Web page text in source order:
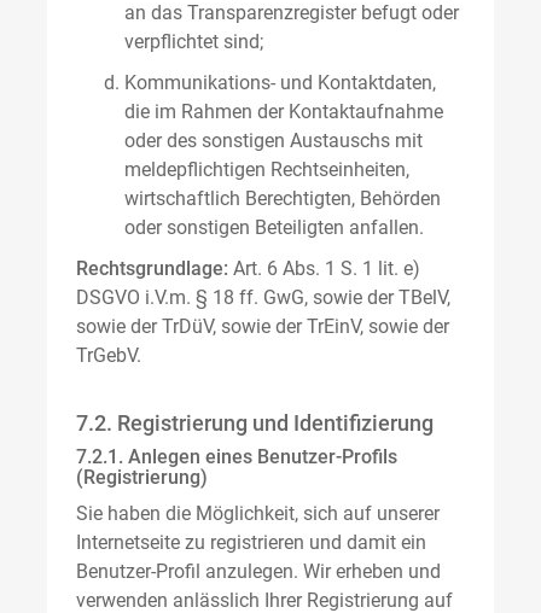
an das Transparenzregister befugt oder
verpflichtet sind;
Kommunikations- und Kontaktdaten,
die im Rahmen der Kontaktaufnahme
oder des sonstigen Austauschs mit
meldepflichtigen Rechtseinheiten,
wirtschaftlich Berechtigten, Behörden
oder sonstigen Beteiligten anfallen.
Rechtsgrundlage: Art. 6 Abs. 1 S. 1 lit. e)
DSGVO i.V.m. § 18 ff. GwG, sowie der TBelV,
sowie der TrDüV, sowie der TrEinV, sowie der
TrGebV.
7.2. Registrierung und Identifizierung
7.2.1. Anlegen eines Benutzer-Profils
(Registrierung)
Sie haben die Möglichkeit, sich auf unserer
Internetseite zu registrieren und damit ein
Benutzer-Profil anzulegen. Wir erheben und
verwenden anlässlich Ihrer Registrierung auf